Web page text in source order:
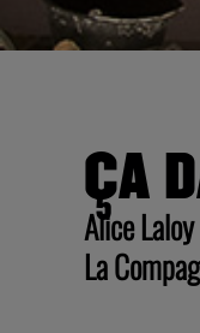
ÇA
Alice Laloy
La